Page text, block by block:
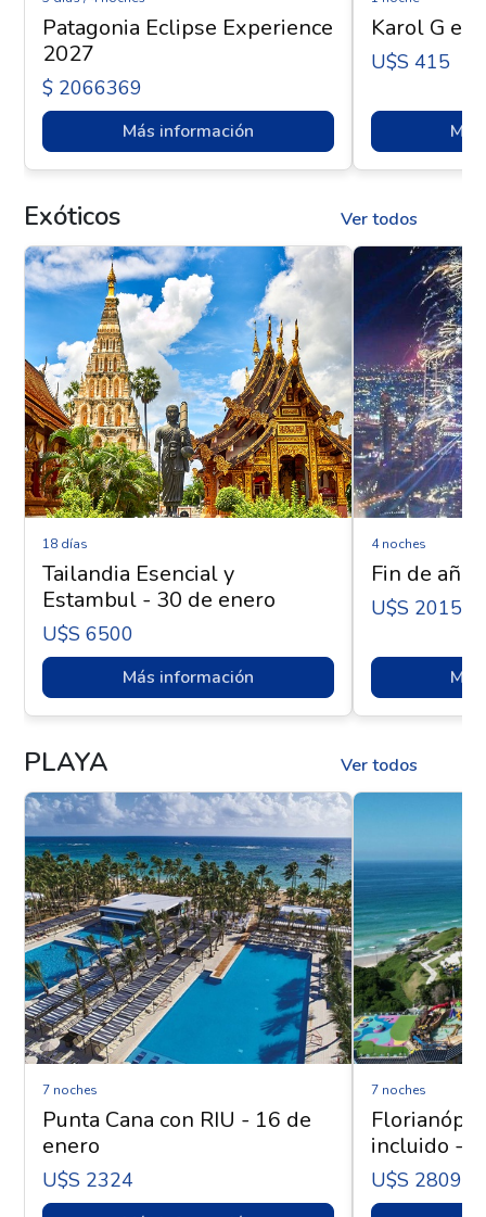
Patagonia Eclipse Experience
2027
$ 2066369
Más información
Karol G
U$s 415
Exóticos Ver todos
18 días
Tailandia Esencial y
Estambul - 30 de enero
U$s 6500
Más información
4 noches
Fin de año
U$s 2015
PLAYA Ver todos
7 noches
Punta Cana con RIU - 16 de
enero
U$s 2324
7 noches
incluido -
U$s 2809